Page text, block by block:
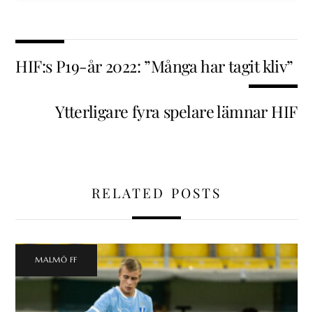
HIF:s P19-år 2022: ”Många har tagit kliv”
Ytterligare fyra spelare lämnar HIF
RELATED POSTS
MALMÖ FF